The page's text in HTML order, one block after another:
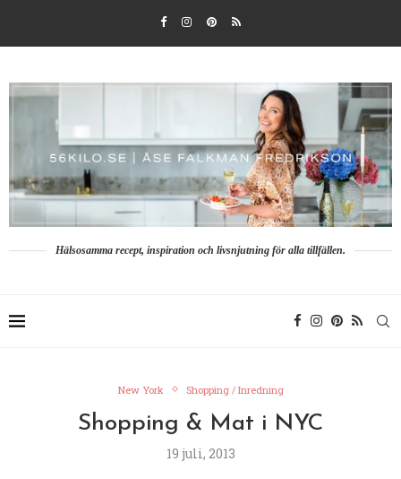
Hälsosamma recept, inspiration och livsnjutning för alla tillfällen.
New York Shopping / Inredning
Shopping & Mat i NYC
19 juli, 2013